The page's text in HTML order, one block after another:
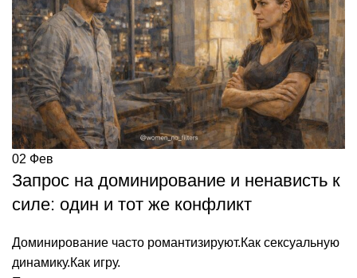
02 Фев
Запрос на доминирование и ненависть к
силе: один и тот же конфликт
Доминирование часто романтизируют.Как сексуальную
динамику.Как игру.